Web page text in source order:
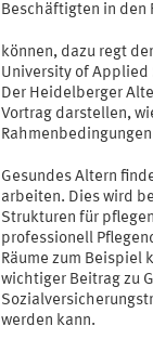
Beschäftigten in den
können, dazu regt
University of Applied
Der Heidelberger
Vortrag darstellen,
Gesundes Altern
arbeiten. Dies wird
Strukturen für
professionell
Räume zum Beispiel
wichtiger Beitrag zu
werden kann.